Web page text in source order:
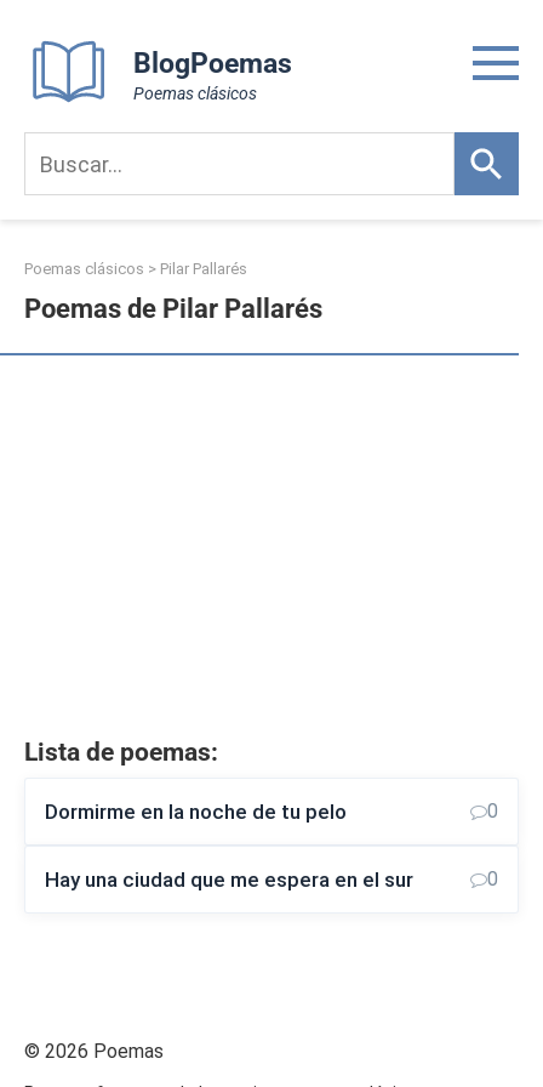
content
BlogPoemas
Poemas clásicos
Poemas clásicos > Pilar Pallarés
Poemas de Pilar Pallarés
Lista de poemas:
Dormirme en la noche de tu pelo 0
Hay una ciudad que me espera en el sur 0
© 2026 Poemas